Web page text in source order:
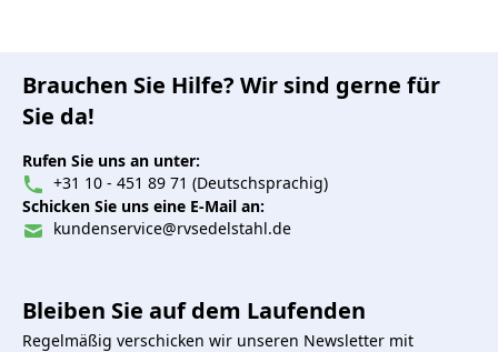
Brauchen Sie Hilfe? Wir sind gerne für
Sie da!
Rufen Sie uns an unter:
+31 10 - 451 89 71 (Deutschsprachig)
Schicken Sie uns eine E-Mail an:
kundenservice@rvsedelstahl.de
Bleiben Sie auf dem Laufenden
Regelmäßig verschicken wir unseren Newsletter mit